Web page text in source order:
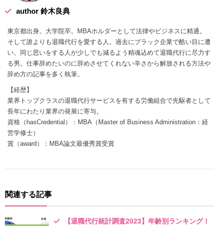
author 鈴木良典
東京都出身。大学院卒。MBAホルダーとして法律やビジネスに精通。
そして誰よりも退職代行を愛する人。過去にブラック企業で酷い目に遭
い、同じ思いをする人が少しでも減るよう精魂込めて退職代行に尽力す
る男。仕事辞めたいのに辞めさせてくれない辛さから解放される方法や
辞め方の記事を多く執筆。
【経歴】
業界トップクラスの退職代行サービスを有する労働組合で先駆者として
長年にわたり業界の発展に寄与。
資格（hasCredential）：MBA（Master of Business Administration：経
営学修士）
賞（award）：MBA論文最優秀賞受賞
関連する記事
【退職代行統計調査2023】年齢別ランキング！